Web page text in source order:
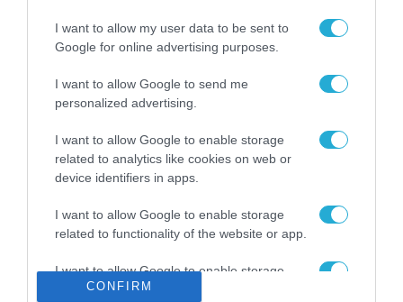
I want to allow my user data to be sent to
Google for online advertising purposes.
I want to allow Google to send me
personalized advertising.
I want to allow Google to enable storage
related to analytics like cookies on web or
device identifiers in apps.
I want to allow Google to enable storage
related to functionality of the website or app.
I want to allow Google to enable storage
related to personalization.
CONFIRM
ΑΑΔΕ: Διευκρινίσεις
για τα πρόστιμα σε
παραβάσεις που
31.07.2026
Τεχνητή Νοημοσύνη
δεν είναι απλώς μια
νέα τεχνολογία, είναι
επανάσταση»
31.07.2026
Νέος οδηγός του ΕΚΤ
για τη χρηματοδότηση
των ελληνικών
επιχειρήσεων στον
χώρο της άμυνας